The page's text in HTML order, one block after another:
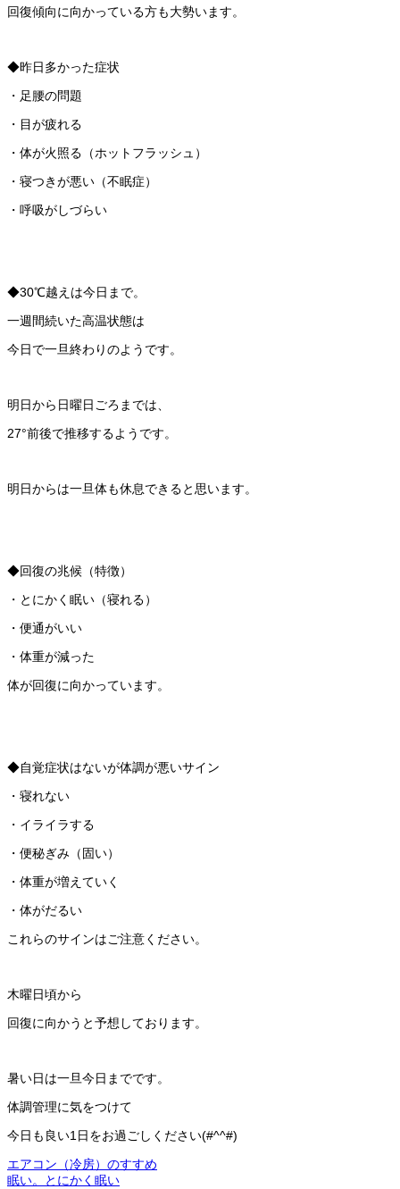
回復傾向に向かっている方も大勢います。
◆昨日多かった症状
・足腰の問題
・目が疲れる
・体が火照る（ホットフラッシュ）
・寝つきが悪い（不眠症）
・呼吸がしづらい
◆30℃越えは今日まで。
一週間続いた高温状態は
今日で一旦終わりのようです。
明日から日曜日ごろまでは、
27°前後で推移するようです。
明日からは一旦体も休息できると思います。
◆回復の兆候（特徴）
・とにかく眠い（寝れる）
・便通がいい
・体重が減った
体が回復に向かっています。
◆自覚症状はないが体調が悪いサイン
・寝れない
・イライラする
・便秘ぎみ（固い）
・体重が増えていく
・体がだるい
これらのサインはご注意ください。
木曜日頃から
回復に向かうと予想しております。
暑い日は一旦今日までです。
体調管理に気をつけて
今日も良い1日をお過ごしください(#^^#)
エアコン（冷房）のすすめ
眠い。とにかく眠い